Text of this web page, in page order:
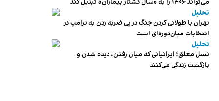
می‌تواند ۱۴۰۶ را به «سال کشتار بیماران» تبدیل کند
تحلیل
تهران با طولانی کردن جنگ در پی ضربه زدن به ترامپ در
انتخابات میان‌دوره‌ای است
تحلیل
نسل معلق؛ ایرانیانی که میان رفتن، دیده شدن و
بازگشت زندگی می‌کنند